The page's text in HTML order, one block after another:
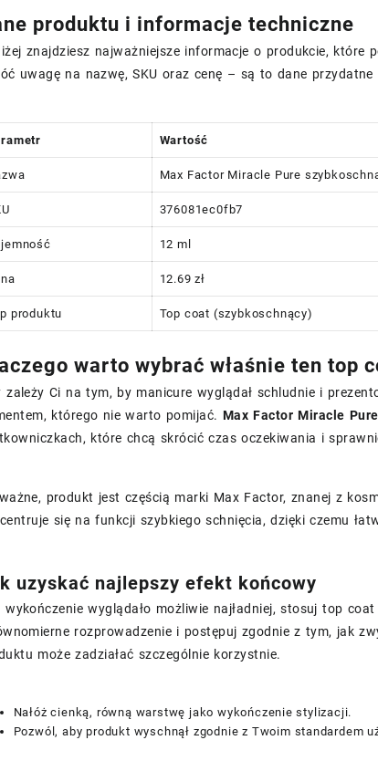
produktu i informacje techniczne
znajdziesz najważniejsze informacje o produkcie,
uwagę na nazwę, SKU oraz cenę – są to dane
Wartość
Max Factor Miracle Pure
376081ec0fb7
12 ml
12.69 zł
produktu Top coat (szybkoschnący)
warto wybrać właśnie ten top
zależy Ci na tym, by manicure wyglądał schludnie i
którego nie warto pomijać. Max Factor Miracle
które chcą skrócić czas oczekiwania i
produkt jest częścią marki Max Factor, znanej z
się na funkcji szybkiego schnięcia, dzięki czemu
uzyskać najlepszy efekt końcowy
wykończenie wyglądało możliwie najładniej, stosuj top
rozprowadzenie i postępuj zgodnie z tym, jak
może zadziałać szczególnie korzystnie.
Nałóż cienką, równą warstwę jako wykończenie stylizacji.
Pozwól, aby produkt wyschnął zgodnie z Twoim standardem